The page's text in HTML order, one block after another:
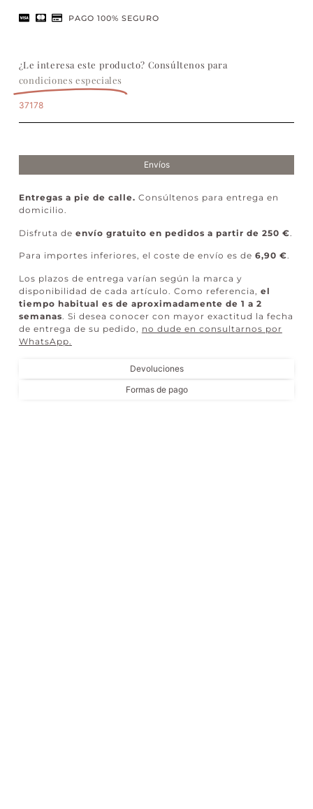
PAGO 100% SEGURO
¿Le interesa este producto? Consúltenos para
condiciones especiales
37178
Envíos
Devoluciones
Formas de pago
Entregas a pie de calle. Consúltenos para entrega en
domicilio.
Disfruta de envío gratuito en pedidos a partir de 250 €
Para importes inferiores, el coste de envío es de 6,90 €.
Los plazos de entrega varían según la marca y
disponibilidad de cada artículo. Como referencia, el
tiempo habitual es de aproximadamente de 1 a 2
semanas . Si desea conocer con mayor exactitud la fecha
de entrega de su pedido, no dude en consultarnos por
WhatsApp